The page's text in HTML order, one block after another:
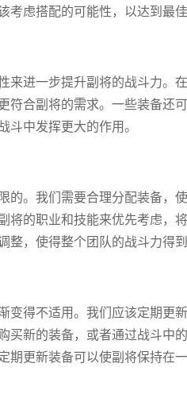
虑搭配的可能性，以达到最佳
来进一步提升副将的战斗力。
符合副将的需求。一些装备还
中发挥更大的作用。
的。我们需要合理分配装备，
将的职业和技能来优先考虑，
，使得整个团队的战斗力得到
变得不适用。我们应该定期更
买新的装备，或者通过战斗中
期更新装备可以使副将保持在